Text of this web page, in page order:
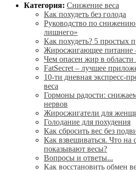
Категория: Снижение веса
Как похудеть без голода
Руководство по
лишнего»
Как похудеть? 5 простых
Жиросжигающее питание
Чем опасен жир в области
FatSecret – лучшее
10-ти дневная экспресс-
веса
Гормоны радости:
нервов
Жиросжигатели для
Голодание для похудения
Как сбросить вес без
Как взвешиваться. Что на
показывают весы?
Вопросы и ответы...
Как восстановить обмен